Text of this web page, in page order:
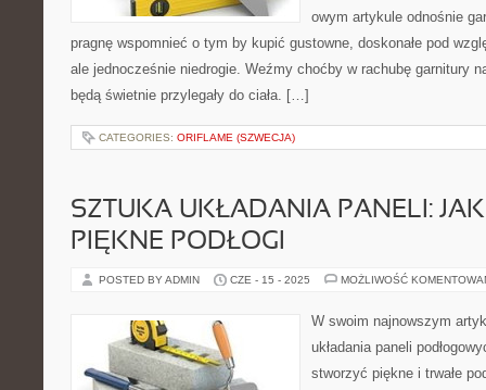
owym artykule odnośnie
pragnę wspomnieć o tym by kupić gustowne, doskonałe pod
ale jednocześnie niedrogie. Weźmy choćby w rachubę garnitury
będą świetnie przylegały do ciała. […]
CATEGORIES: ORIFLAME (SZWECJA)
SZTUKA UKŁADANIA PANELI:
PIĘKNE PODŁOGI
POSTED BY ADMIN CZE - 15 - 2025 MOŻLIWOŚĆ
W swoim najnowszym
układania paneli
stworzyć piękne i trwałe